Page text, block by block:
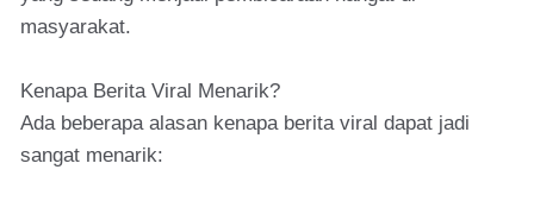
masyarakat.
Kenapa Berita Viral Menarik?
Ada beberapa alasan kenapa berita viral dapat jadi
sangat menarik: